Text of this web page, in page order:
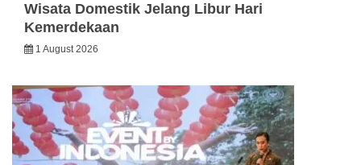
Wisata Domestik Jelang Libur Hari
Kemerdekaan
1 August 2026